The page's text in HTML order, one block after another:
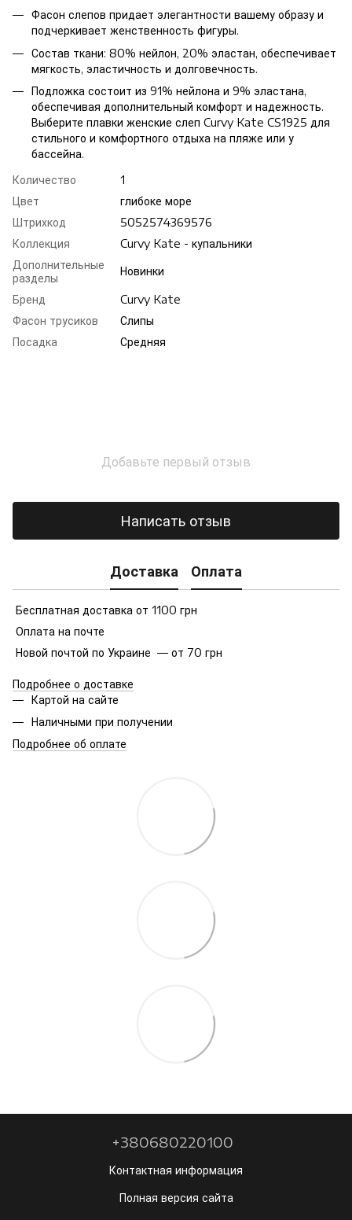
Фасон слепов придает элегантности вашему образу и
подчеркивает женственность фигуры.
Состав ткани: 80% нейлон, 20% эластан, обеспечивает
мягкость, эластичность и долговечность.
Подложка состоит из 91% нейлона и 9% эластана,
обеспечивая дополнительный комфорт и надежность.
Выберите плавки женские слеп Curvy Kate CS1925 для
стильного и комфортного отдыха на пляже или у
бассейна.
Количество
1
Цвет
глибоке море
Штрихкод
5052574369576
Коллекция
Curvy Kate - купальники
Дополнительные
разделы
Новинки
Бренд
Curvy Kate
Фасон трусиков
Слипы
Посадка
Средняя
Добавьте первый отзыв
Написать отзыв
Доставка Оплата
Бесплатная доставка от 1100 грн
Оплата на почте
Новой почтой по Украине — от 70 грн
Подробнее о доставке
Картой на сайте
Наличными при получении
Подробнее об оплате
+380680220100
Контактная информация
Полная версия сайта